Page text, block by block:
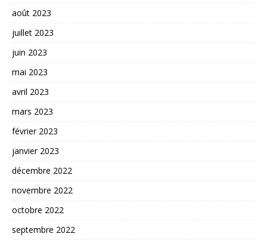
août 2023
juillet 2023
juin 2023
mai 2023
avril 2023
mars 2023
février 2023
janvier 2023
décembre 2022
novembre 2022
octobre 2022
septembre 2022